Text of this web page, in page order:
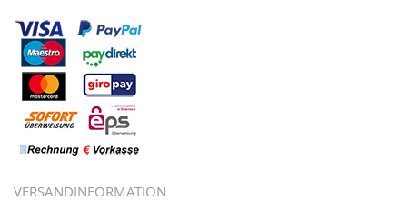
VERSANDINFORMATION